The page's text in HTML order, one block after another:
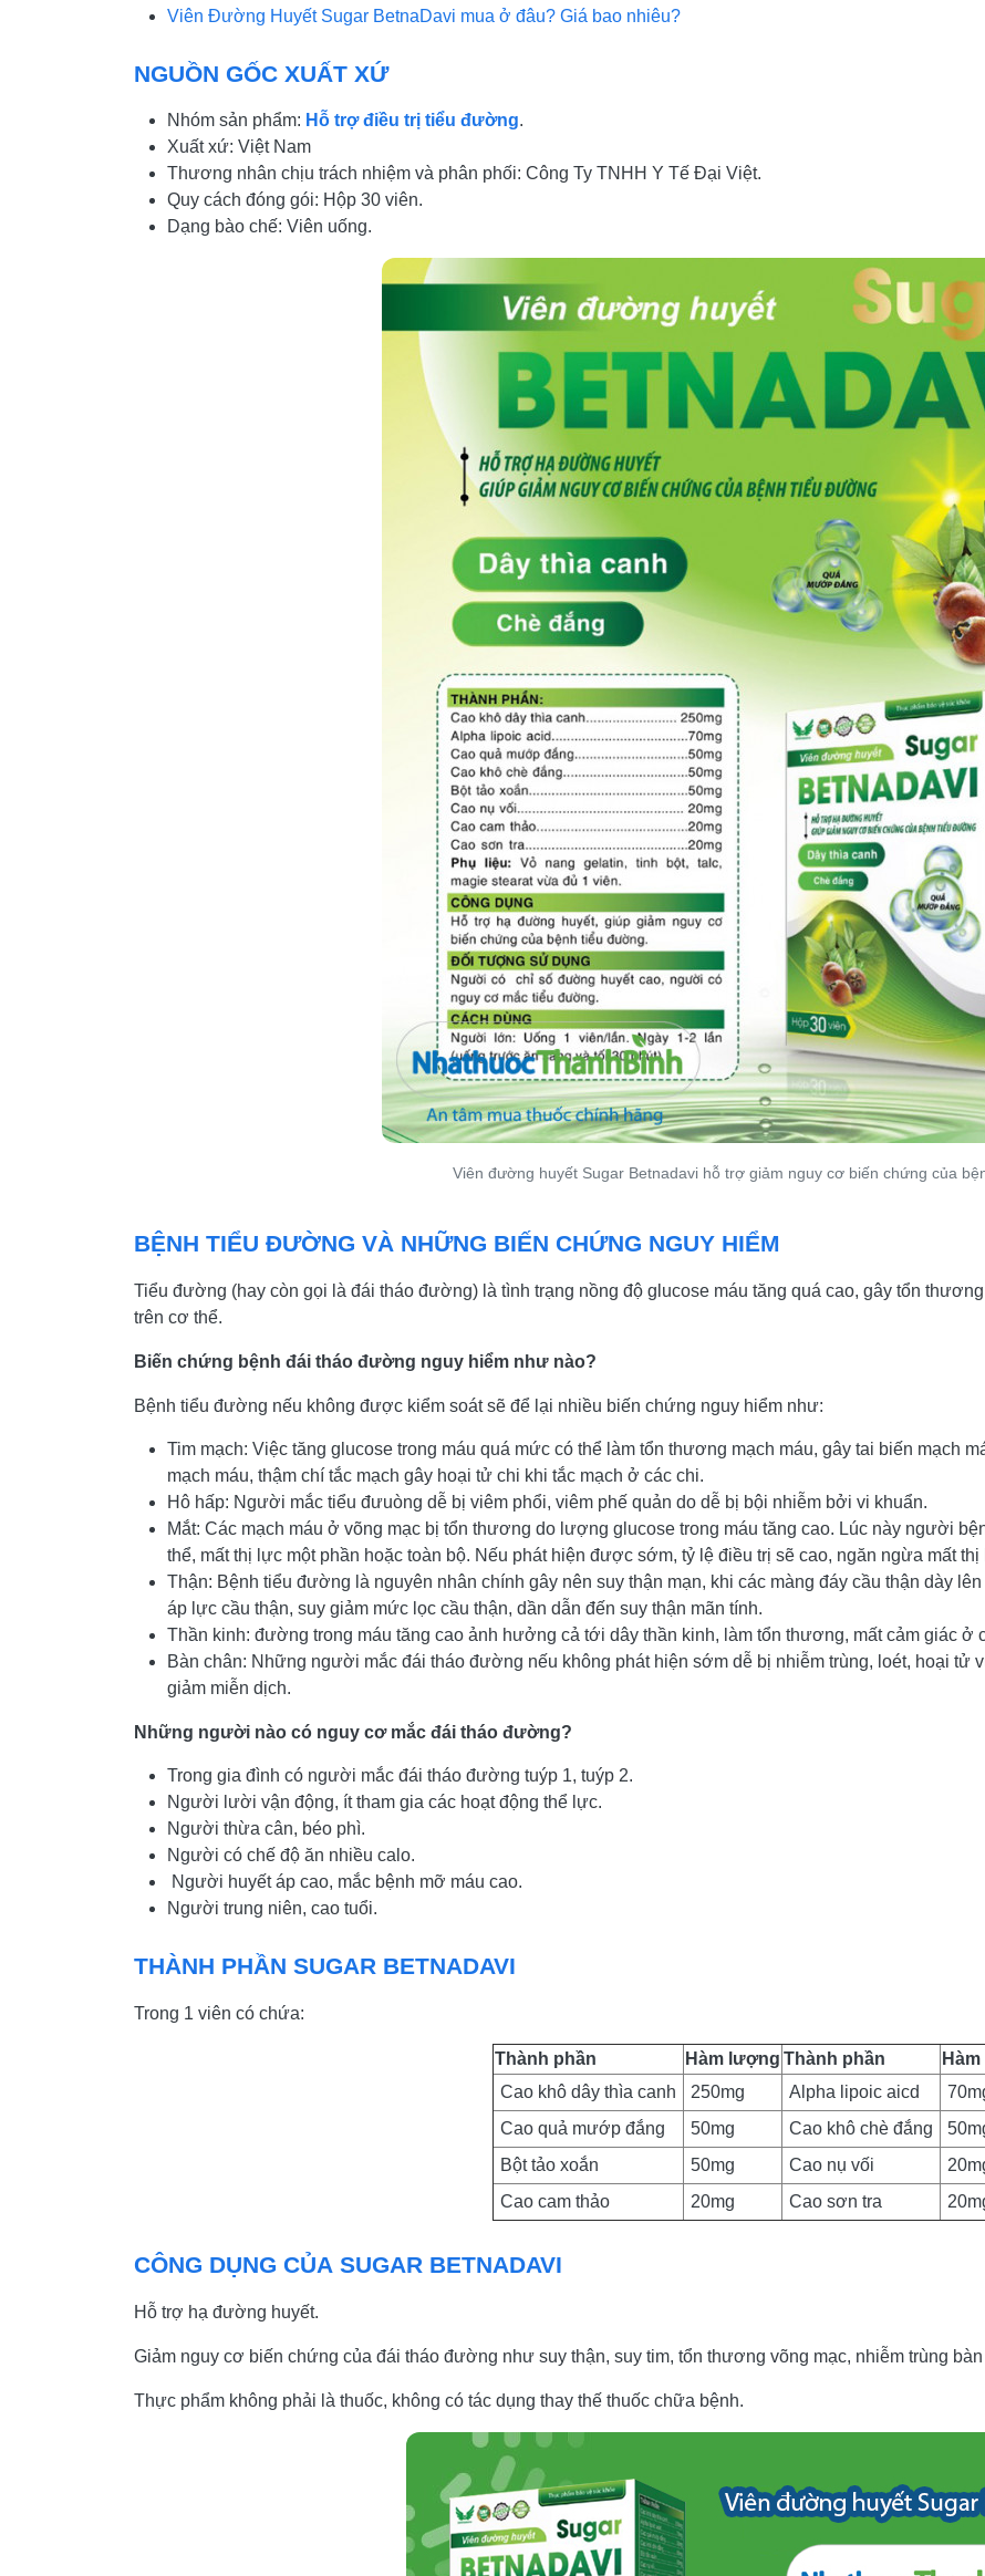
Viên Đường Huyết Sugar BetnaDavi mua ở đâu? Giá bao nhiêu?
NGUỒN GỐC XUẤT XỨ
Nhóm sản phẩm: Hỗ trợ điều trị tiểu đường.
Xuất xứ: Việt Nam
Thương nhân chịu trách nhiệm và phân phối: Công Ty TNHH Y Tế Đại Việt.
Quy cách đóng gói: Hộp 30 viên.
Dạng bào chế: Viên uống.
Viên đường huyết Sugar Betnadavi hỗ trợ giảm nguy cơ biến chứng của
BỆNH TIỂU ĐƯỜNG VÀ NHỮNG BIẾN CHỨNG NGUY HIỂM
Tiểu đường (hay còn gọi là đái tháo đường) là tình trạng nồng độ glucose máu tăng quá cao, gây tổn
trên cơ thể.
Biến chứng bệnh đái tháo đường nguy hiểm như nào?
Bệnh tiểu đường nếu không được kiểm soát sẽ để lại nhiều biến chứng nguy hiểm như:
Tim mạch: Việc tăng glucose trong máu quá mức có thể làm tổn thương mạch máu, gây tai biến mạch
mạch máu, thậm chí tắc mạch gây hoại tử chi khi tắc mạch ở các chi.
Hô hấp: Người mắc tiểu đưuòng dễ bị viêm phổi, viêm phế quản do dễ bị bội nhiễm bởi vi khuẩn.
Mắt: Các mạch máu ở võng mạc bị tổn thương do lượng glucose trong máu tăng cao. Lúc này người
thể, mất thị lực một phần hoặc toàn bộ. Nếu phát hiện được sớm, tỷ lệ điều trị sẽ cao, ngăn ngừa mất thị
Thận: Bệnh tiểu đường là nguyên nhân chính gây nên suy thận mạn, khi các màng đáy cầu thận dày
áp lực cầu thận, suy giảm mức lọc cầu thận, dần dẫn đến suy thận mãn tính.
Thần kinh: đường trong máu tăng cao ảnh hưởng cả tới dây thần kinh, làm tổn thương, mất cảm giác ở
Bàn chân: Những người mắc đái tháo đường nếu không phát hiện sớm dễ bị nhiễm trùng, loét, hoại tử
giảm miễn dịch.
Những người nào có nguy cơ mắc đái tháo đường?
Trong gia đình có người mắc đái tháo đường tuýp 1, tuýp 2.
Người lười vận động, ít tham gia các hoạt động thể lực.
Người thừa cân, béo phì.
Người có chế độ ăn nhiều calo.
Người huyết áp cao, mắc bệnh mỡ máu cao.
Người trung niên, cao tuổi.
THÀNH PHẦN SUGAR BETNADAVI
Trong 1 viên có chứa:
Thành phần Hàm lượng Thành phần
Cao khô dây thìa canh
250mg Alpha lipoic aicd
Cao quả mướp đắng
50mg Cao khô chè đắng
Bột tảo xoắn
50mg Cao nụ vối
Cao cam thảo
20mg Cao sơn tra
CÔNG DỤNG CỦA SUGAR BETNADAVI
Hỗ trợ hạ đường huyết.
Giảm nguy cơ biến chứng của đái tháo đường như suy thận, suy tim, tổn thương võng mạc, nhiễm trùng bàn
Thực phẩm không phải là thuốc, không có tác dụng thay thế thuốc chữa bệnh.